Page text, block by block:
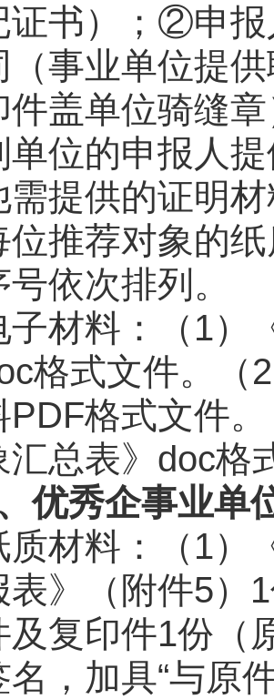
证书）；②申
（事业单位提
件盖单位骑缝
单位的申报人
提供的证明材
荐对象的纸
依次排列。
料：（1）《
格式文件。（
PDF格式文件
汇总表》doc格
优秀企事业单
料：（1）《
表》（附件5）
及复印件1份（
名，加具“与原